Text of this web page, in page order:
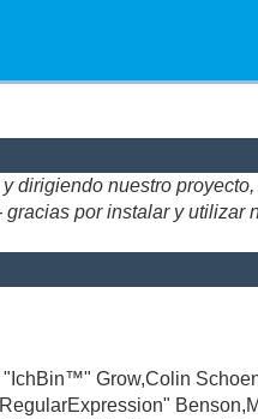
dirigiendo nuestro
por instalar y utilizar
Grow,Colin